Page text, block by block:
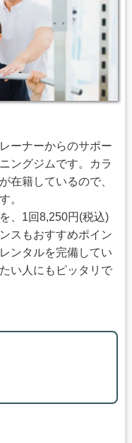
ーナーからのサポー
ングジムです。カラ
在籍しているので、
。
、1回8,250円(税込)
スもおすすめポイン
ンタルを完備してい
い人にもピッタリで